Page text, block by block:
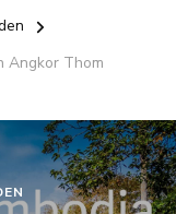
Angkor Thom